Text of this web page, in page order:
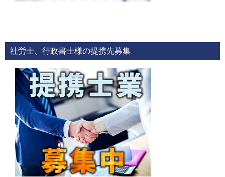
社労士、行政書士様の提携先募集